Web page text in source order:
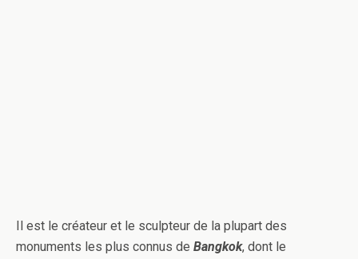
Il est le créateur et le sculpteur de la plupart des
monuments les plus connus de Bangkok, dont le